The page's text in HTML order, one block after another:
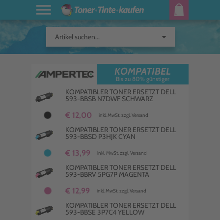
Artikel suchen... arrow_drop_down
KOMPATIBEL
Bis zu 80% günstiger
KOMPATIBLER TONER ERSETZT DELL
593-BBSB N7DWF SCHWARZ
€ 12,00 inkl. MwSt. zzgl. Versand
KOMPATIBLER TONER ERSETZT DELL
593-BBSD P3HJK CYAN
€ 13,99 inkl. MwSt. zzgl. Versand
KOMPATIBLER TONER ERSETZT DELL
593-BBRV 5PG7P MAGENTA
€ 12,99 inkl. MwSt. zzgl. Versand
KOMPATIBLER TONER ERSETZT DELL
593-BBSE 3P7C4 YELLOW